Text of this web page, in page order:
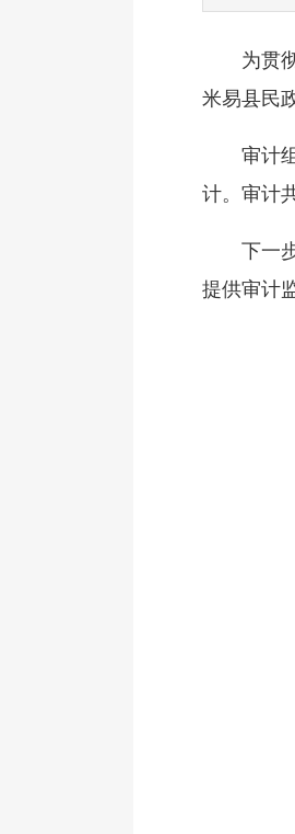
为贯彻
米易县民
审计组
计。审计
下一步
提供审计